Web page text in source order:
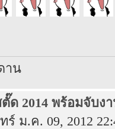
าน
ด 2014 พร้อมจับง
ร์ ม.ค. 09, 2012